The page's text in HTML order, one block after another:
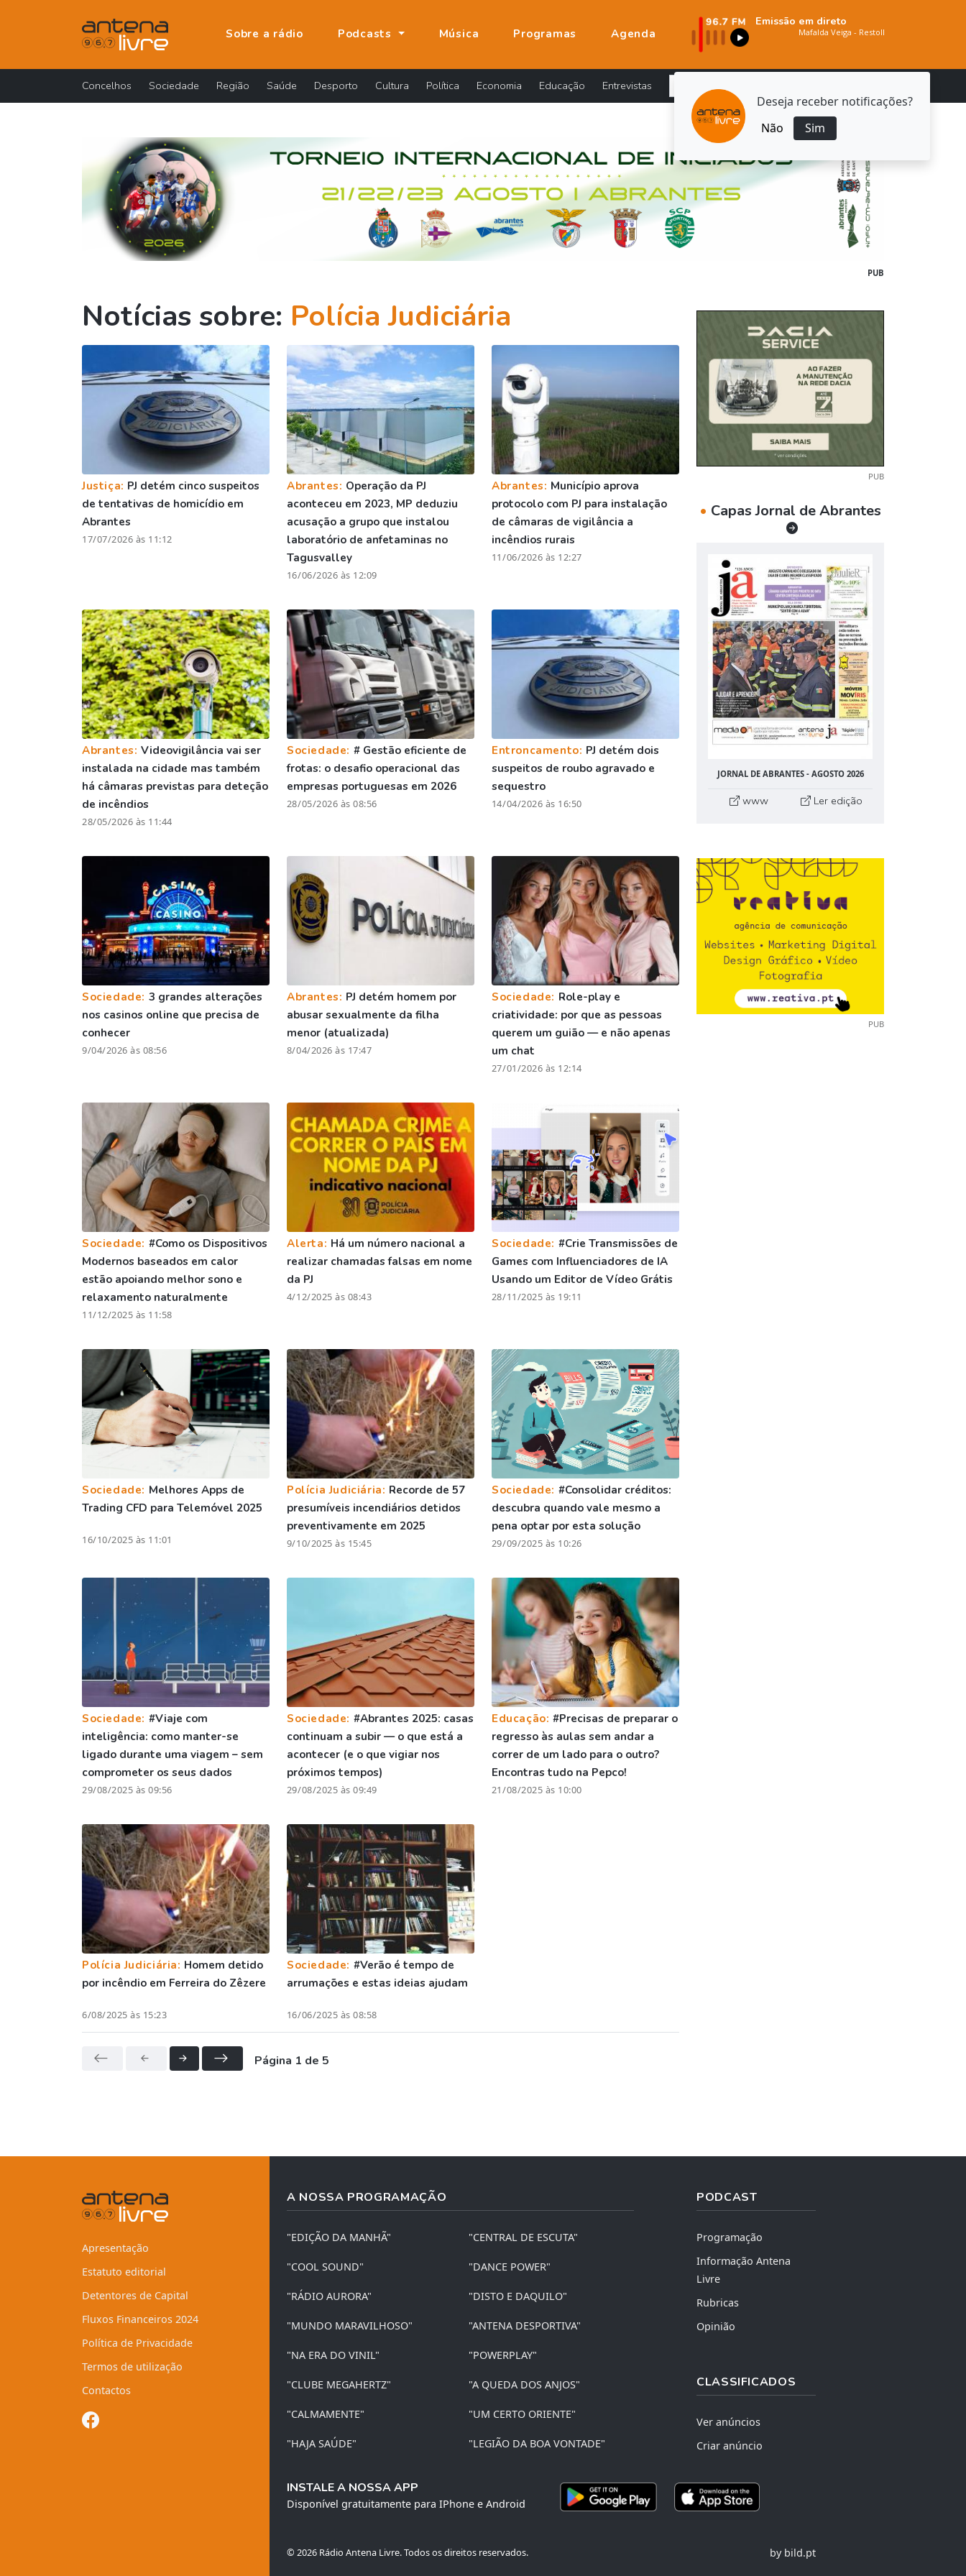
Deseja receber notificações?
Não
Sim
Sobre a rádio Podcasts Música Programas Agenda
Emissão em direto
Concelhos Sociedade Região Saúde Desporto Cultura Política Economia Educação Entrevistas
PUB
Notícias sobre: Polícia Judiciária
Justiça: PJ detém cinco suspeitos
de tentativas de homicídio em
Abrantes
17/07/2026 às 11:12
Abrantes: Operação da PJ
aconteceu em 2023, MP deduziu
acusação a grupo que instalou
laboratório de anfetaminas no
Tagusvalley
16/06/2026 às 12:09
Abrantes: Município aprova
protocolo com PJ para instalação
de câmaras de vigilância a
incêndios rurais
11/06/2026 às 12:27
Abrantes:Videovigilância vai ser
instalada na cidade mas também
há câmaras previstas para deteção
de incêndios
28/05/2026 às 11:44
Sociedade: # Gestão eficiente de
frotas: o desafio operacional das
empresas portuguesas em 2026
28/05/2026 às 08:56
Entroncamento: PJ detém dois
suspeitos de roubo agravado e
sequestro
14/04/2026 às 16:50
Sociedade: 3 grandes alterações
nos casinos online que precisa de
conhecer
9/04/2026 às 08:56
Abrantes: PJ detém homem por
abusar sexualmente da filha
menor (atualizada)
8/04/2026 às 17:47
Sociedade: Role-play e
criatividade: por que as pessoas
querem um guião — e não apenas
um chat
27/01/2026 às 12:14
Sociedade: #Como os Dispositivos
Modernos baseados em calor
estão apoiando melhor sono e
relaxamento naturalmente
11/12/2025 às 11:58
Alerta: Há um número nacional a
realizar chamadas falsas em nome
da PJ
4/12/2025 às 08:43
Sociedade: #Crie Transmissões de
Games com Influenciadores de IA
Usando um Editor de Vídeo Grátis
28/11/2025 às 19:11
Sociedade: Melhores Apps de
Trading CFD para Telemóvel 2025
16/10/2025 às 11:01
Polícia Judiciária: Recorde de 57
presumíveis incendiários detidos
preventivamente em 2025
9/10/2025 às 15:45
Sociedade: #Consolidar créditos:
descubra quando vale mesmo a
pena optar por esta solução
29/09/2025 às 10:26
Sociedade: #Viaje com
inteligência: como manter-se
ligado durante uma viagem – sem
comprometer os seus dados
29/08/2025 às 09:56
Sociedade: #Abrantes 2025: casas
continuam a subir — o que está a
acontecer (e o que vigiar nos
próximos tempos)
29/08/2025 às 09:49
Educação:#Precisas de preparar o
regresso às aulas sem andar a
correr de um lado para o outro?
Encontras tudo na Pepco!
21/08/2025 às 10:00
Polícia Judiciária: Homem detido
por incêndio em Ferreira do Zêzere
6/08/2025 às 15:23
Sociedade: #Verão é tempo de
arrumações e estas ideias ajudam
16/06/2025 às 08:58
Página 1 de 5
PUB
• Capas Jornal de Abrantes
JORNAL DE ABRANTES - AGOSTO 2026
www Ler edição
PUB
Apresentação
Estatuto editorial
Detentores de Capital
Fluxos Financeiros 2024
Política de Privacidade
Termos de utilização
Contactos
A NOSSA PROGRAMAÇÃO
"EDIÇÃO DA MANHÃ" "CENTRAL DE ESCUTA"
"COOL SOUND" "DANCE POWER"
"RÁDIO AURORA" "DISTO E DAQUILO"
"MUNDO MARAVILHOSO" "ANTENA DESPORTIVA"
"NA ERA DO VINIL" "POWERPLAY"
"CLUBE MEGAHERTZ" "A QUEDA DOS ANJOS"
"CALMAMENTE" "UM CERTO ORIENTE"
"HAJA SAÚDE" "LEGIÃO DA BOA VONTADE"
PODCAST
Programação
Informação Antena
Livre
Rubricas
Opinião
CLASSIFICADOS
Ver anúncios
Criar anúncio
INSTALE A NOSSA APP
Disponível gratuitamente para IPhone e Android
© 2026 Rádio Antena Livre. Todos os direitos reservados. by bild.pt